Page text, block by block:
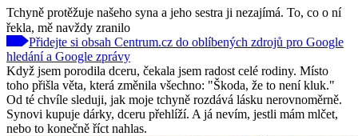
Tchyně protěžuje našeho syna a jeho sestra ji nezajímá. To, co o ní
řekla, mě navždy zranilo
Přidejte si obsah Centrum.cz do oblíbených zdrojů pro Google
hledání a Google zprávy
Když jsem porodila dceru, čekala jsem radost celé rodiny. Místo
toho přišla věta, která změnila všechno: "Škoda, že to není kluk."
Od té chvíle sleduji, jak moje tchyně rozdává lásku nerovnoměrně.
Synovi kupuje dárky, dceru přehlíží. A já nevím, jestli mám mlčet,
nebo to konečně říct nahlas.